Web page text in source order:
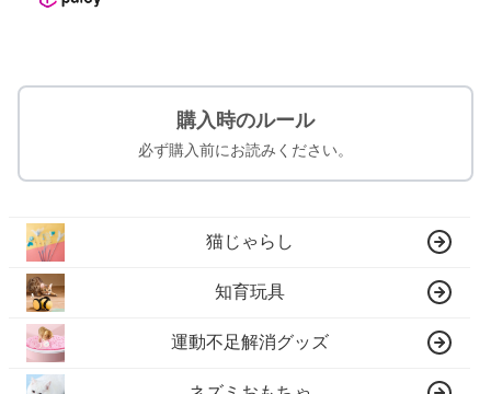
購入時のルール
必ず購入前にお読みください。
猫じゃらし
知育玩具
運動不足解消グッズ